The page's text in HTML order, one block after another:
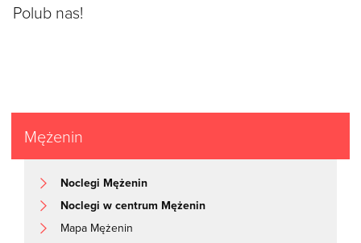
Polub nas!
Mężenin
Noclegi Mężenin
Noclegi w centrum Mężenin
Mapa Mężenin